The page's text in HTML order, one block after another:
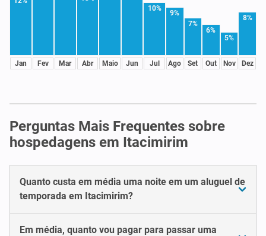
Jan Fev Mar Abr Maio Jun
10%
Jul
9%
Ago
7%
Set
6%
Out
5%
Nov
8%
Dez
Perguntas Mais Frequentes sobre
hospedagens em Itacimirim
Quanto custa em média uma noite em um aluguel de
temporada em Itacimirim?
Em média, quanto vou pagar para passar uma